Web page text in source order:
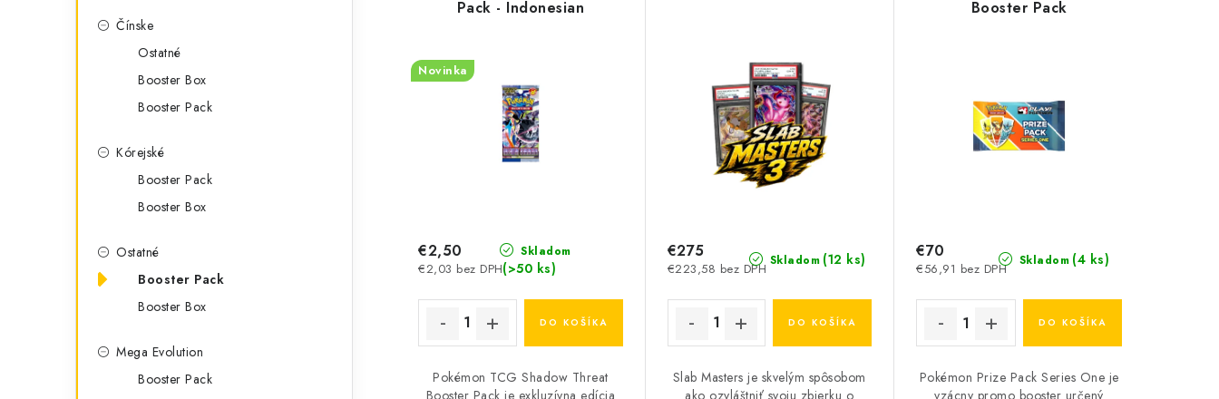
Čínske
Ostatné
Booster Box
Booster Pack
Kórejské
Booster Pack
Booster Box
Ostatné
Booster Pack
Booster Box
Mega Evolution
Booster Pack
e
i
e
p
d
u
k
t
Pack - Indonesian
Novinka
Skladom
(>50 ks)
€2,03 bez DPH
€2,50
DO KOŠÍKA
Pokémon TCG Shadow Threat
Booster Pack je exkluzívna edícia
Skladom (12 ks)
€223,58 bez DPH
€275
DO KOŠÍKA
Slab Masters je skvelým spôsobom
ako ozvláštniť svoju zbierku o
Booster Pack
Skladom (4 ks)
€56,91 bez DPH
€70
DO KOŠÍKA
Pokémon Prize Pack Series One je